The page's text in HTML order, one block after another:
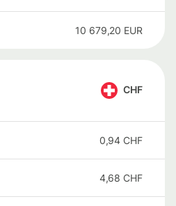
10 679,20 EUR
CHF
0,94 CHF
4,68 CHF